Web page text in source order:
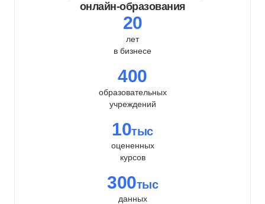
онлайн-образования
20
лет
в бизнесе
400
образовательных
учреждений
10тыс
оцененных
курсов
300тыс
данных